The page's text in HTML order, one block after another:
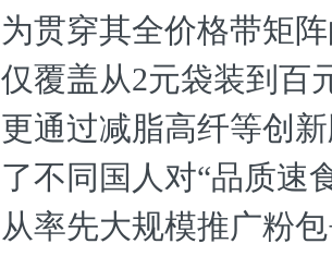
为贯穿其全价格带矩
仅覆盖从2元袋装到百
更通过减脂高纤等创
了不同国人对“品质速
从率先大规模推广粉